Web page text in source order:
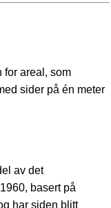
for areal, som
sider på én meter
av det
basert på
har siden blitt